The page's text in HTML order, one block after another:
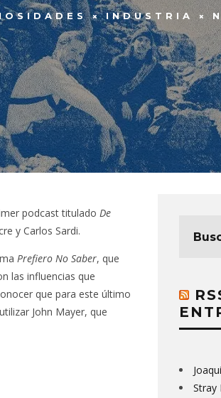
INDUSTRIA
podcast titulado De
y Carlos Sardi.
Prefiero No Saber, que
las influencias que
que para este último
John Mayer, que
Stray